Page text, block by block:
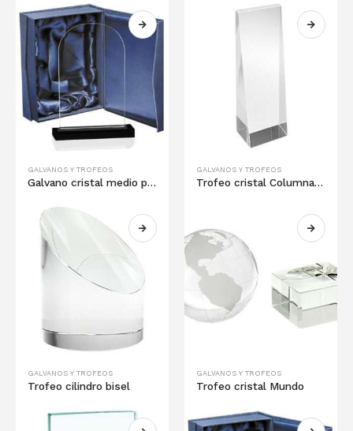
GALVANOS Y TROFEOS
Galvano cristal medio punto
GALVANOS Y TROFEOS
Trofeo cristal Columna torre
GALVANOS Y TROFEOS
Trofeo cilindro bisel
GALVANOS Y TROFEOS
Trofeo cristal Mundo